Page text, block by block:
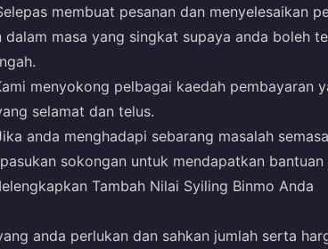
membuat pesanan dan menyelesaikan
masa yang singkat supaya anda boleh
menyokong pelbagai kaedah pembayaran
selamat dan telus.
anda menghadapi sebarang masalah
sokongan untuk mendapatkan
Tambah Nilai Syiling Binmo Anda
anda perlukan dan sahkan jumlah serta